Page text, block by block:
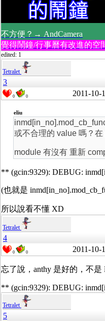
不方便？→ AndCamera
覺得鬧鐘/行事曆有改進的
edited: 1
Tetralet
3
0 0 2011-10-
eliu
或不合理的 value 嗎？
module 有沒有 重新
** (gcin:9329): DEBUG:
(也就是
所以說看不懂 XD
Tetralet
4
0 0 2011-10-
忘了說，anthy 是好的，不是
** (gcin:9329): DEBUG:
Tetralet
5